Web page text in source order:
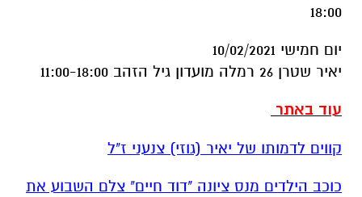
18:00
יום חמישי 10/02/2021
יאיר שטרן 26 רמלה מועדון גיל הזהב 11:00-18:00
עוד באתר
קווים לדמותו של יאיר (גוזי) צנעני ז"ל
כוכב הילדים מנס ציונה "דוד חיים" צלם השבוע את